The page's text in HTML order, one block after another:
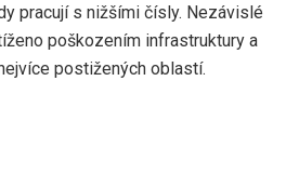
pracují s nižšími čísly. Nezávislé
poškozením infrastruktury a
postižených oblastí.